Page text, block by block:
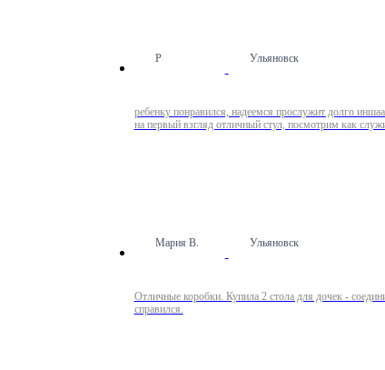
Р Ульяновск
ребенку понравился, надеемся прослужит долго
на первый взгляд отличный стул, посмотрим как
Мария В. Ульяновск
Отличные коробки. Купила 2 стола для дочек - соединила их
справился.